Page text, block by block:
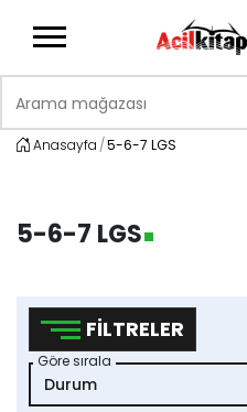
Anasayfa 5-6-7 LGS
5-6-7 LGS
FILTRELER
Göre sırala